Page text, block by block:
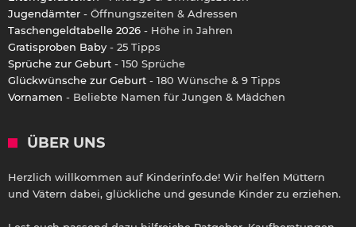
Jugendämter - Öffnungszeiten & Adressen
Taschengeldtabelle 2026 - Höhe in Jahren
Gratisproben Baby - 25 Tipps
Sprüche zur Geburt - 150 Sprüche
Glückwünsche zur Geburt - 180 Wünsche & 9 Tipps
Vornamen - Beliebte Namen für Jungen & Mädchen
ÜBER UNS
Herzlich willkommen auf Kinderinfo.de! Wir helfen Müttern
und Vätern dabei, glückliche und gesunde Kinder zu erziehen.